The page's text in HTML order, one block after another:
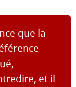
que la
et il